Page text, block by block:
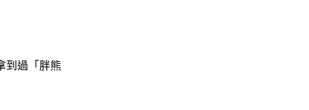
到過「胖熊